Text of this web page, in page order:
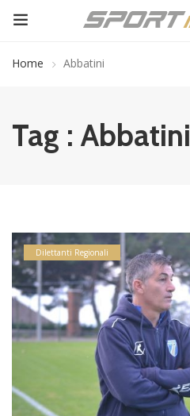
Home Abbatini
Tag : Abbatini
Dilettanti Regionali